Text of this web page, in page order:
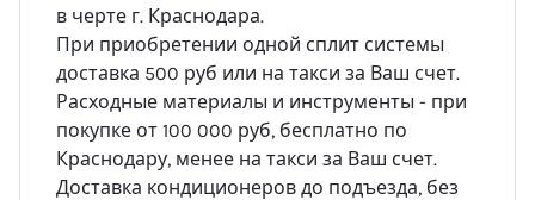
в черте г. Краснодара.
При приобретении одной сплит системы
доставка 500 руб или на такси за Ваш счет.
Расходные материалы и инструменты - при
покупке от 100 000 руб, бесплатно по
Краснодару, менее на такси за Ваш счет.
Доставка кондиционеров до подъезда, без